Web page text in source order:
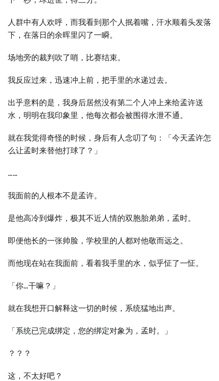
人群中有人欢呼，而我看到那个人抿着嘴，汗水顺着头发落
下，在落日的余晖里闪了一瞬。
场地旁的裁判吹了哨，比赛结束。
我反应过来，迅速冲上前，把手里的水递过去。
出乎意料的是，我身后居然没有第二个人冲上来给孟许送
水，明明在我印象里，他每次都会被围得水泄不通。
就在我觉得奇怪的时候，身后有人念叨了句：「今天孟许怎
么让孟时来替他打球了？」
……
我面前的人根本不是孟许。
是他高冷到爆炸，极其不近人情的双胞胎弟弟，孟时。
即便他长的一张帅脸，学校里的人都对他敬而远之。
而他现在站在我面前，看着我手里的水，似乎怔了一怔。
「你…干嘛？」
就在我想开口解释这一切的时候，系统猛地出声。
「系统已完成绑定，您的绑定对象为，孟时。」
？？？
这，不太好吧？